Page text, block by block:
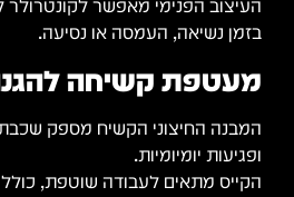
העיצוב הפנימי מאפשר לקונטרולר
בזמן נשיאה, העמסה או נסיעה.
מעטפת קשיחה
המבנה החיצוני הקשיח מספק שכבת
ופגיעות יומיומיות.
הקייס מתאים לעבודה שוטפת, כולל